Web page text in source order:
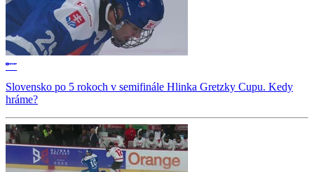
Slovensko po 5 rokoch v semifinále Hlinka Gretzky Cupu. Kedy
hráme?